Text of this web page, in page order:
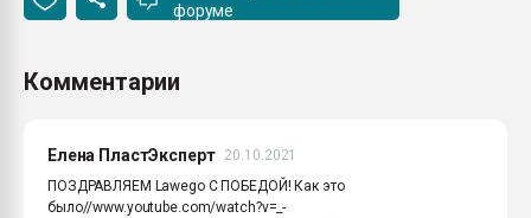
форуме
Комментарии
Елена ПластЭксперт
20.10.2021
ПОЗДРАВЛЯЕМ Lawego С ПОБЕДОЙ! Как это
было//www.youtube.com/watch?v=_-